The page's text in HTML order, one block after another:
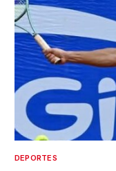
DEPORTES